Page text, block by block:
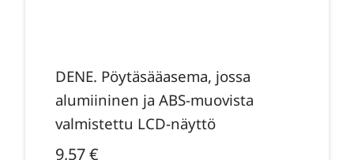
DENE. Pöytäsääasema, jossa
alumiininen ja ABS-muovista
valmistettu LCD-näyttö
9,57€